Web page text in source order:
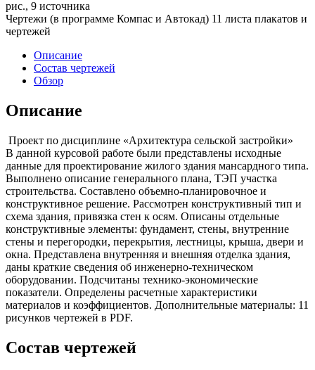
рис., 9 источника
Чертежи (в программе Компас и Автокад) 11 листа плакатов и
чертежей
Описание
Состав чертежей
Обзор
Описание
Проект по дисциплине «Архитектура сельской застройки»
В данной курсовой работе были представлены исходные
данные для проектирование жилого здания мансардного типа.
Выполнено описание генерального плана, ТЭП участка
строительства. Составлено объемно-планировочное и
конструктивное решение. Рассмотрен конструктивный тип и
схема здания, привязка стен к осям. Описаны отдельные
конструктивные элементы: фундамент, стены, внутренние
стены и перегородки, перекрытия, лестницы, крыша, двери и
окна. Представлена внутренняя и внешняя отделка здания,
даны краткие сведения об инженерно-техническом
оборудовании. Подсчитаны технико-экономические
показатели. Определены расчетные характеристики
материалов и коэффициентов. Дополнительные материалы: 11
рисунков чертежей в PDF.
Состав чертежей